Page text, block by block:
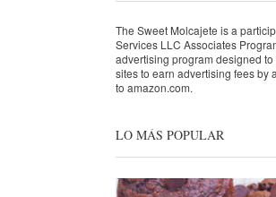
The Sweet Molcajete is a
Services LLC Associates
advertising program designed
sites to earn advertising fees by
to amazon.com.
LO MÁS POPULAR